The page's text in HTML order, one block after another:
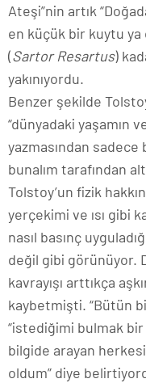
Ateşi”nin artık
en küçük bir kuytu ya
(Sartor Resartus)
yakınıyordu.
Benzer şekilde
“dünyadaki yaşamın
yazmasından sadece
bunalım tarafından
Tolstoy’un fizik
yerçekimi ve ısı gibi
nasıl basınç
değil gibi görünüyor.
kavrayışı arttıkça
kaybetmişti. “Bütün
“istediğimi bulmak bir
bilgide arayan
oldum” diye